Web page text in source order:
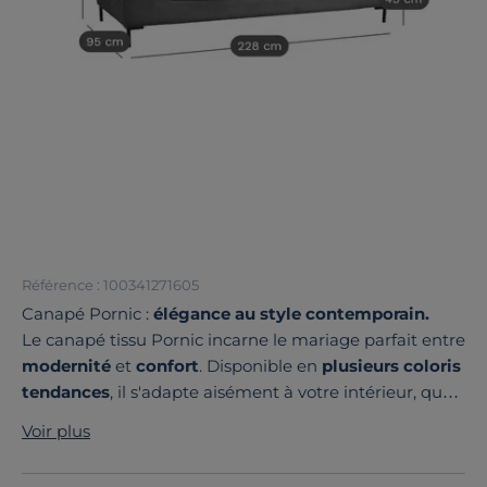
Référence : 100341271605
Canapé Pornic : élégance au style contemporain.
Le canapé tissu Pornic incarne le mariage parfait entre
modernité et confort. Disponible en plusieurs coloris
tendances, il s'adapte aisément à votre intérieur, quel
Que vous préfériez les teintes neutres ou des nuances
plus marquées, ce canapé saura se fondre
Voir plus